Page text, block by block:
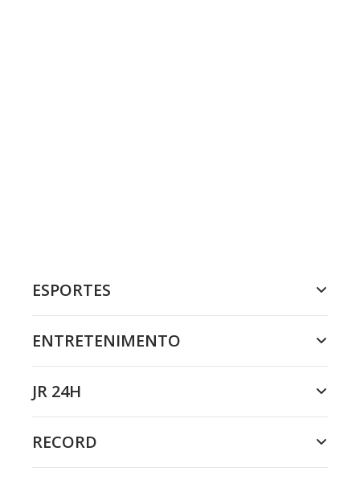
ESPORTES
ENTRETENIMENTO
JR 24H
RECORD